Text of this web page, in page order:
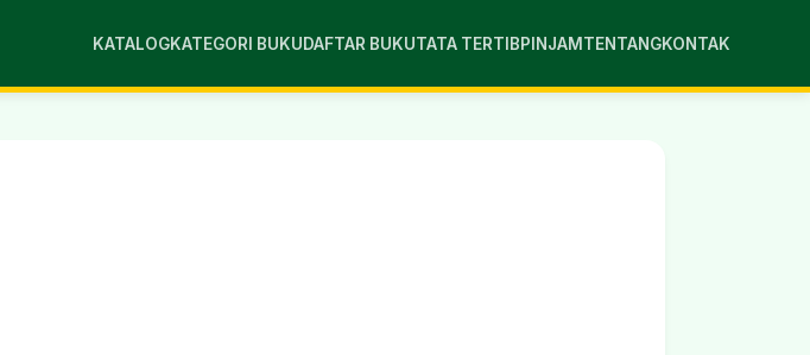
KATALOGKATEGORI BUKUDAFTAR BUKUTATA TERTIBPINJAMTENTANGKONTAK